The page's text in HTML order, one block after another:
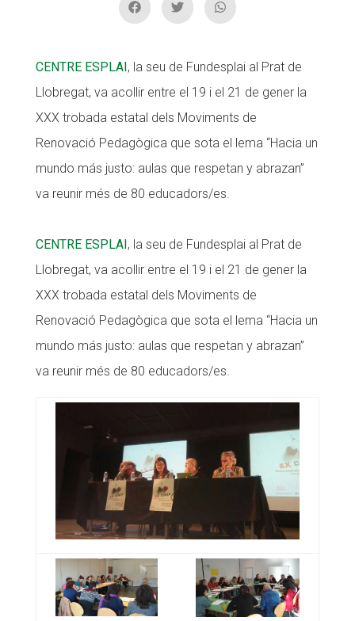
CENTRE ESPLAI, la seu de Fundesplai al Prat de
Llobregat, va acollir entre el 19 i el 21 de gener la
XXX trobada estatal dels Moviments de
Renovació Pedagògica que sota el lema “Hacia un
mundo más justo: aulas que respetan y abrazan”
va reunir més de 80 educadors/es.
CENTRE ESPLAI, la seu de Fundesplai al Prat de
Llobregat, va acollir entre el 19 i el 21 de gener la
XXX trobada estatal dels Moviments de
Renovació Pedagògica que sota el lema “Hacia un
mundo más justo: aulas que respetan y abrazan”
va reunir més de 80 educadors/es.
CONEIX FUNDESPLAI
La Fundació
Missió i valors
Els comptes clars
Proposta educativa
Butlletins
Diari de la Fundació
Fundesplai als mitjans